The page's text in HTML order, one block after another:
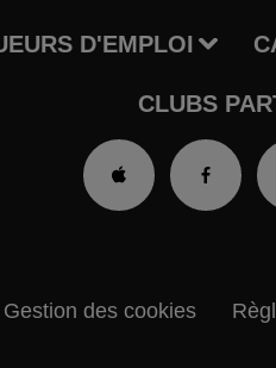
D'EMPLOI
CLUBS
Gestion des cookies